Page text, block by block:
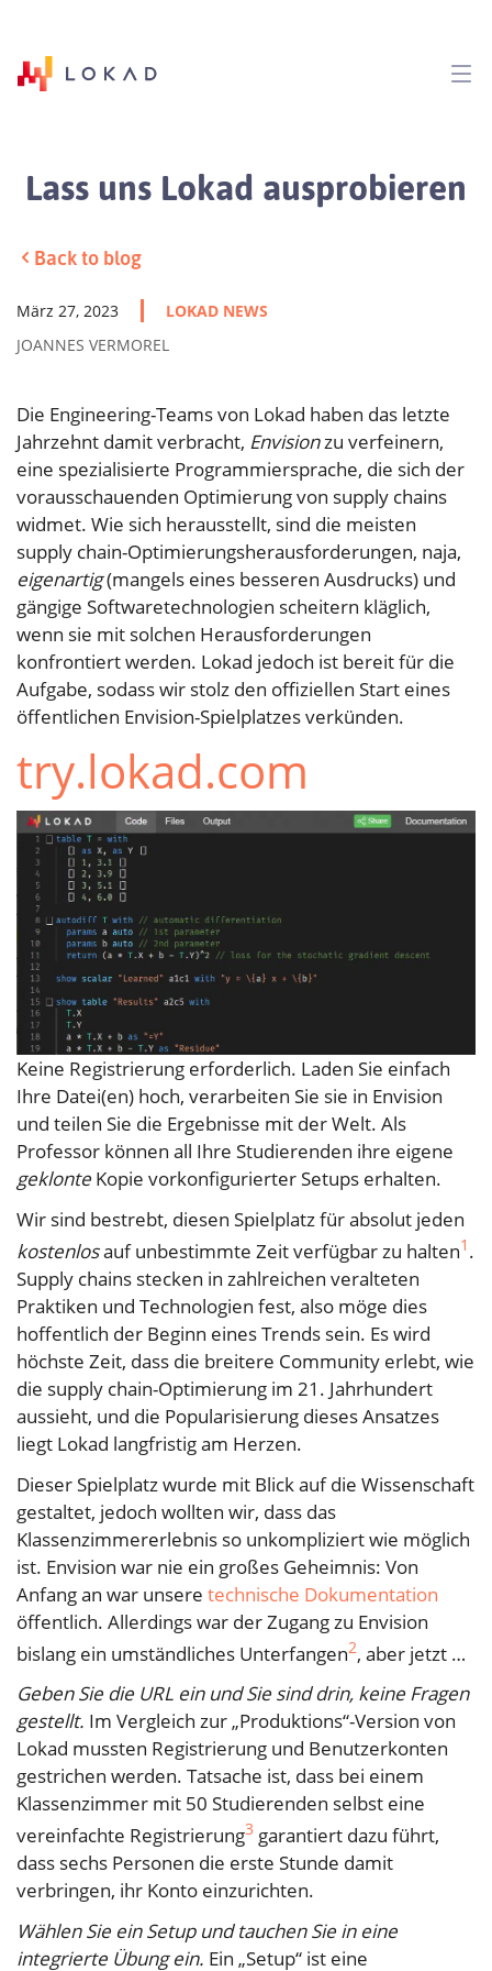
Lass uns Lokad ausprobieren
Back to blog
März 27, 2023
LOKAD NEWS
JOANNES VERMOREL
Die Engineering-Teams von Lokad haben das letzte
Jahrzehnt damit verbracht, Envisionzu verfeinern,
eine spezialisierte Programmiersprache, die sich der
vorausschauenden Optimierung von supply chains
widmet. Wie sich herausstellt, sind die meisten
supply chain-Optimierungsherausforderungen, naja,
eigenartig(mangels eines besseren Ausdrucks) und
gängige Softwaretechnologien scheitern kläglich,
wenn sie mit solchen Herausforderungen
konfrontiert werden. Lokad jedoch ist bereit für die
Aufgabe, sodass wir stolz den offiziellen Start eines
öffentlichen Envision-Spielplatzes verkünden.
try.lokad.com
Keine Registrierung erforderlich. Laden Sie einfach
Ihre Datei(en) hoch, verarbeiten Sie sie in Envision
und teilen Sie die Ergebnisse mit der Welt. Als
Professor können all Ihre Studierenden ihre eigene
geklonteKopie vorkonfigurierter Setups erhalten.
Wir sind bestrebt, diesen Spielplatz für absolut jeden
kostenlosauf unbestimmte Zeit verfügbar zu halten1 .
Supply chains stecken in zahlreichen veralteten
Praktiken und Technologien fest, also möge dies
hoffentlich der Beginn eines Trends sein. Es wird
höchste Zeit, dass die breitere Community erlebt, wie
die supply chain-Optimierung im 21. Jahrhundert
aussieht, und die Popularisierung dieses Ansatzes
liegt Lokad langfristig am Herzen.
Dieser Spielplatz wurde mit Blick auf die Wissenschaft
gestaltet, jedoch wollten wir, dass das
Klassenzimmererlebnis so unkompliziert wie möglich
ist. Envision war nie ein großes Geheimnis: Von
Anfang an war unsere technische Dokumentation
öffentlich. Allerdings war der Zugang zu Envision
bislang ein umständliches Unterfangen2, aber jetzt …
Geben Sie die URL ein und Sie sind drin, keine Fragen
gestellt. Im Vergleich zur „Produktions“-Version von
Lokad mussten Registrierung und Benutzerkonten
gestrichen werden. Tatsache ist, dass bei einem
Klassenzimmer mit 50 Studierenden selbst eine
vereinfachte Registrierung3 garantiert dazu führt,
dass sechs Personen die erste Stunde damit
verbringen, ihr Konto einzurichten.
Wählen Sie ein Setup und tauchen Sie in eine
integrierte Übung ein. Ein „Setup“ ist eine